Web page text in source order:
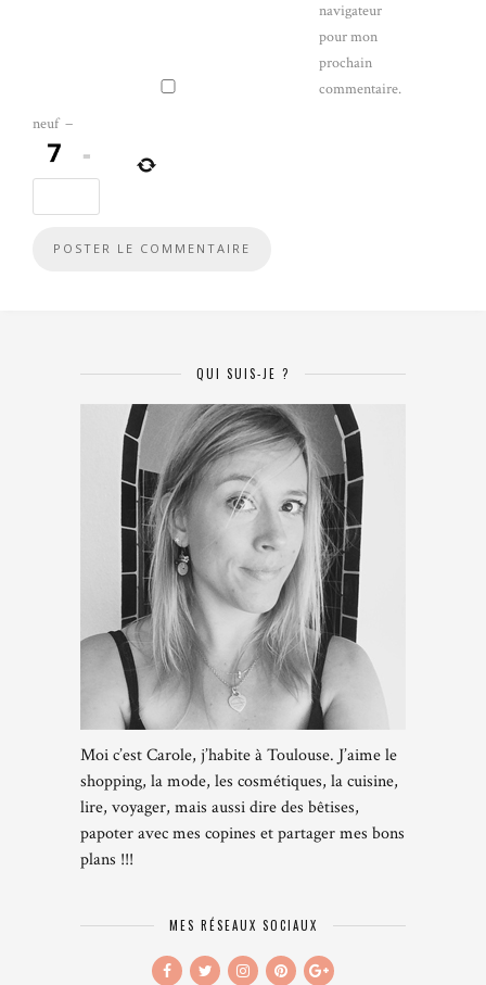
navigateur
pour mon
prochain
commentaire.
neuf −
=
QUI SUIS-JE ?
Moi c’est Carole, j’habite à Toulouse. J’aime le
shopping, la mode, les cosmétiques, la cuisine,
lire, voyager, mais aussi dire des bêtises,
papoter avec mes copines et partager mes bons
plans !!!
MES RÉSEAUX SOCIAUX